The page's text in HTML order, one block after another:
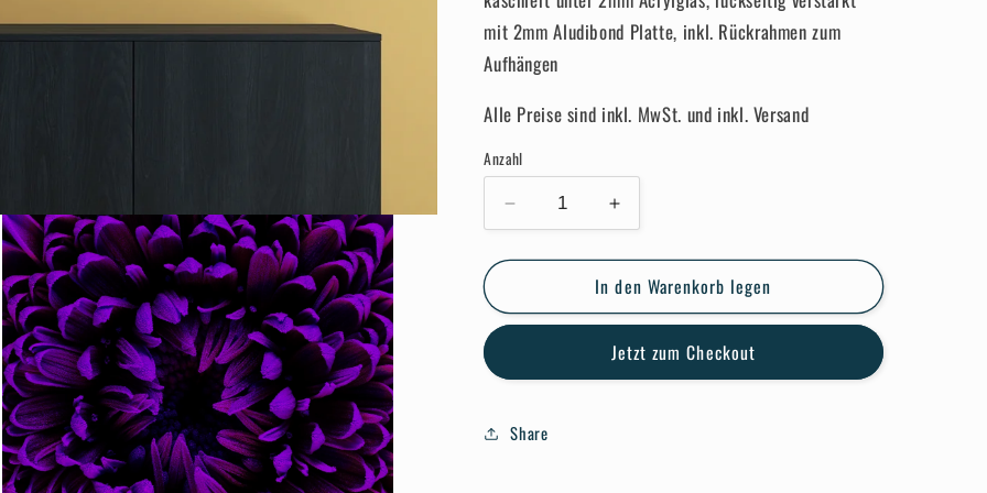
mit 2mm Aludibond Platte, inkl. Rückrahmen zum
Aufhängen
Alle Preise sind inkl. MwSt. und inkl. Versand
Anzahl
Verringere
die
Menge
Violet
Erhöhe
die
Menge
für
Violet
In den Warenkorb legen
Jetzt zum Checkout
Share